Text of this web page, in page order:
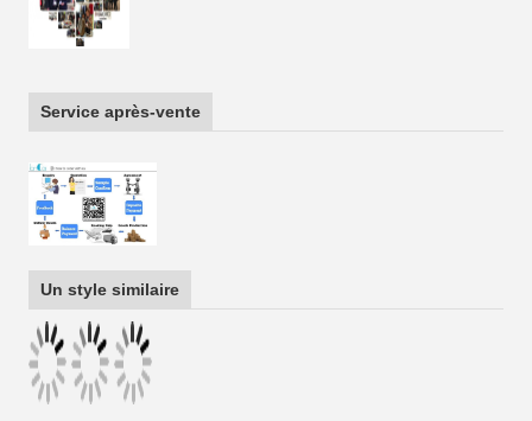
Service après-vente
Un style similaire